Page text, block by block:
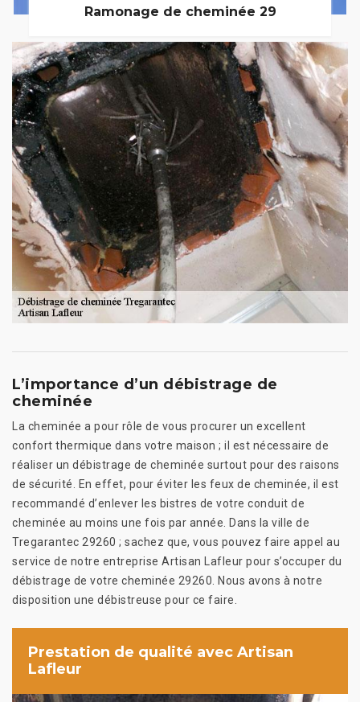
Ramonage de cheminée 29
L’importance d’un débistrage de
cheminée
La cheminée a pour rôle de vous procurer un excellent
confort thermique dans votre maison ; il est nécessaire de
réaliser un débistrage de cheminée surtout pour des raisons
de sécurité. En effet, pour éviter les feux de cheminée, il est
recommandé d’enlever les bistres de votre conduit de
cheminée au moins une fois par année. Dans la ville de
Tregarantec 29260 ; sachez que, vous pouvez faire appel au
service de notre entreprise Artisan Lafleur pour s’occuper du
débistrage de votre cheminée 29260. Nous avons à notre
disposition une débistreuse pour ce faire.
Prestation de qualité avec Artisan
Lafleur